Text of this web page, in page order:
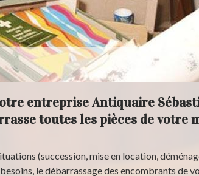
entreprise Antiquaire
toutes les pièces de votre
(succession, mise en location,
le débarrassage des encombrants de